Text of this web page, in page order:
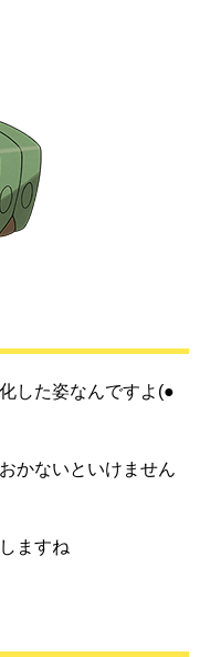
した姿なんですよ(●
かないといけません
ますね